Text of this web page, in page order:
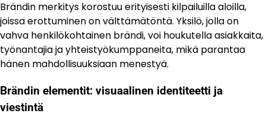
Brändin merkitys korostuu erityisesti kilpailuilla aloilla,
joissa erottuminen on välttämätöntä. Yksilö, jolla on
vahva henkilökohtainen brändi, voi houkutella asiakkaita,
työnantajia ja yhteistyökumppaneita, mikä parantaa
hänen mahdollisuuksiaan menestyä.
Brändin elementit: visuaalinen identiteetti ja
viestintä